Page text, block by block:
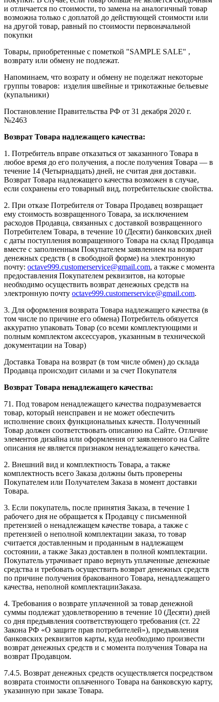
и отличается по стоимости, то замена на аналогичный товар
возможна только с доплатой до действующей стоимости или
на другой товар, равный по стоимости первоначальной
покупки
Товары, приобретенные с пометкой "SAMPLE SALE" ,
возврату или обмену не подлежат.
Напоминаем, что возрату и обмену не поделжат некоторые
группы товаров: изделия швейные и трикотажные бельевые
(купальники)
Постановление Правительства РФ от 31 декабря 2020 г.
№2463
Возврат Товара надлежащего качества:
1. Потребитель вправе отказаться от заказанного Товара в
любое время до его получения, а после получения Товара — в
течение 14 (Четырнадцать) дней, не считая дня доставки.
Возврат Товара надлежащего качества возможен в случае,
если сохранены его товарный вид, потребительские свойства.
2. При отказе Потребителя от Товара Продавец возвращает
ему стоимость возвращенного Товара, за исключением
расходов Продавца, связанных с доставкой возвращенного
Потребителем Товара, в течение 10 (Десяти) банковских дней
с даты поступления возвращенного Товара на склад Продавца
вместе с заполненным Покупателем заявлением на возврат
денежных средств ( в свободной форме) на электронную
почту: octave999.customerservice@gmail.com, а также с момента
предоставления Покупателем реквизитов, на которые
необходимо осуществить возврат денежных средств на
электронную почту octave999.customerservice@gmail.com.
3. Для оформления возврата Товара надлежащего качества (в
том числе по причине его обмена) Потребитель обязуется
аккуратно упаковать Товар (со всеми комплектующими и
полным комплектом аксессуаров, указанным в технической
документации на Товар)
Доставка Товара на возврат (в том числе обмен) до склада
Продавца происходит силами и за счет Покупателя
Возврат Товара ненадлежащего качества:
71. Под товаром ненадлежащего качества подразумевается
товар, который неисправен и не может обеспечить
исполнение своих функциональных качеств. Полученный
Товар должен соответствовать описанию на Сайте. Отличие
элементов дизайна или оформления от заявленного на Сайте
описания не является признаком ненадлежащего качества.
2. Внешний вид и комплектность Товара, а также
комплектность всего Заказа должны быть проверены
Покупателем или Получателем Заказа в момент доставки
Товара.
3. Если покупатель, после принятия Заказа, в течение 1
рабочего дня не обращается к Продавцу с письменной
претензией о ненадлежащем качестве товара, а также с
претензией о неполной комплектации заказа, то товар
считается доставленным и проданным в надлежащем
состоянии, а также Заказ доставлен в полной комплектации.
Покупатель утрачивает право вернуть уплаченные денежные
средства и требовать осуществить возврат денежных средств
по причине получения бракованного Товара, ненадлежащего
качества, неполной комплектацииЗаказа.
4. Требования о возврате уплаченной за товар денежной
суммы подлежат удовлетворению в течение 10 (Десяти) дней
со дня предъявления соответствующего требования (ст. 22
Закона РФ «О защите прав потребителей»), предъявления
банковских реквизитов карты, куда необходимо произвести
возврат денежных средств и с момента получения Товара на
возврат Продавцом.
7.4.5. Возврат денежных средств осуществляется посредством
возврата стоимости оплаченного Товара на банковскую карту,
указанную при заказе Товара.